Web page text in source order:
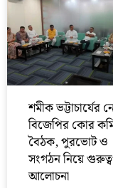
শমীক ভট্টাচার্যের
বিজেপির কোর
বৈঠক, পুরভোট ও
সংগঠন নিয়ে
আলোচনা